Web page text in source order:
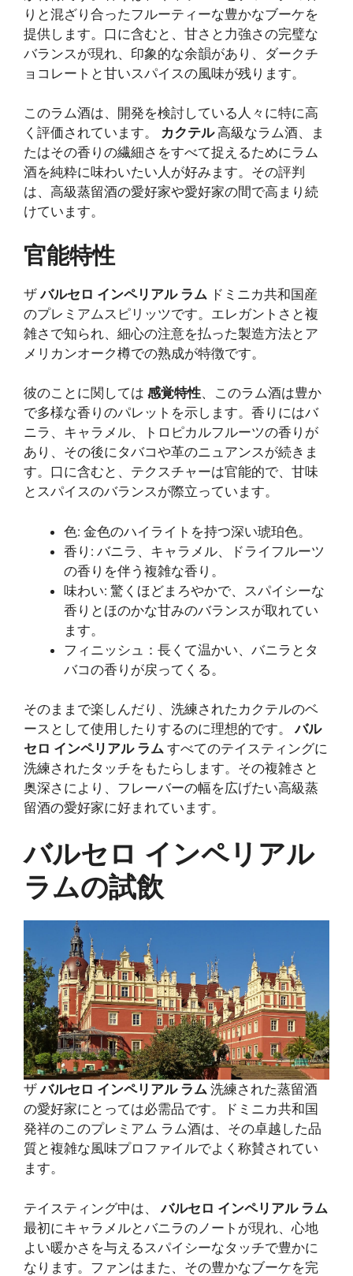
りと混ざり合ったフルーティーな豊かなブーケを
提供します。口に含むと、甘さと力強さの完璧な
バランスが現れ、印象的な余韻があり、ダークチ
ョコレートと甘いスパイスの風味が残ります。
このラム酒は、開発を検討している人々に特に高
く評価されています。 カクテル高級なラム酒、ま
たはその香りの繊細さをすべて捉えるためにラム
酒を純粋に味わいたい人が好みます。その評判
は、高級蒸留酒の愛好家や愛好家の間で高まり続
けています。
官能特性
ザバルセロ インペリアル ラム ドミニカ共和国産
のプレミアムスピリッツです。エレガントさと複
雑さで知られ、細心の注意を払った製造方法とア
メリカンオーク樽での熟成が特徴です。
彼のことに関しては 感覚特性、このラム酒は豊か
で多様な香りのパレットを示します。香りにはバ
ニラ、キャラメル、トロピカルフルーツの香りが
あり、その後にタバコや革のニュアンスが続きま
す。口に含むと、テクスチャーは官能的で、甘味
とスパイスのバランスが際立っています。
色: 金色のハイライトを持つ深い琥珀色。
香り: バニラ、キャラメル、ドライフルーツ
の香りを伴う複雑な香り。
味わい: 驚くほどまろやかで、スパイシーな
香りとほのかな甘みのバランスが取れてい
ます。
フィニッシュ：長くて温かい、バニラとタ
バコの香りが戻ってくる。
そのままで楽しんだり、洗練されたカクテルのベ
ースとして使用したりするのに理想的です。バル
セロ インペリアル ラム すべてのテイスティングに
洗練されたタッチをもたらします。その複雑さと
奥深さにより、フレーバーの幅を広げたい高級蒸
留酒の愛好家に好まれています。
バルセロ インペリアル
ラムの試飲
ザバルセロ インペリアル ラム 洗練された蒸留酒
の愛好家にとっては必需品です。ドミニカ共和国
発祥のこのプレミアム ラム酒は、その卓越した品
質と複雑な風味プロファイルでよく称賛されてい
ます。
テイスティング中は、バルセロ インペリアル ラム
最初にキャラメルとバニラのノートが現れ、心地
よい暖かさを与えるスパイシーなタッチで豊かに
なります。ファンはまた、その豊かなブーケを完